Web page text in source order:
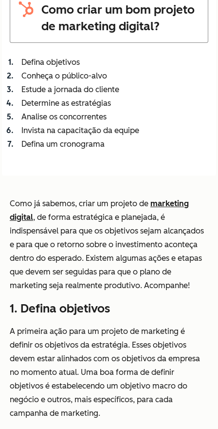
Como criar um bom projeto
de marketing digital?
Defina objetivos
Conheça o público-alvo
Estude a jornada do cliente
Determine as estratégias
Analise os concorrentes
Invista na capacitação da equipe
Defina um cronograma
Como já sabemos, criar um projeto de marketing
digital, de forma estratégica e planejada, é
indispensável para que os objetivos sejam alcançados
e para que o retorno sobre o investimento aconteça
dentro do esperado. Existem algumas ações e etapas
que devem ser seguidas para que o plano de
marketing seja realmente produtivo. Acompanhe!
1. Defina objetivos
A primeira ação para um projeto de marketing é
definir os objetivos da estratégia. Esses objetivos
devem estar alinhados com os objetivos da empresa
no momento atual. Uma boa forma de definir
objetivos é estabelecendo um objetivo macro do
negócio e outros, mais específicos, para cada
campanha de marketing.